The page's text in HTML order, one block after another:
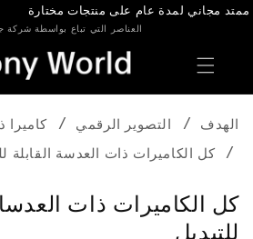
تخطى الى
العناصر التي تباع بواسطة شركة
الهدف التصوير الرقمي
كاميرا
كل الكاميرات ذات العدسة القابلة
م
ج
كل الكاميرات ذات
للتبديل